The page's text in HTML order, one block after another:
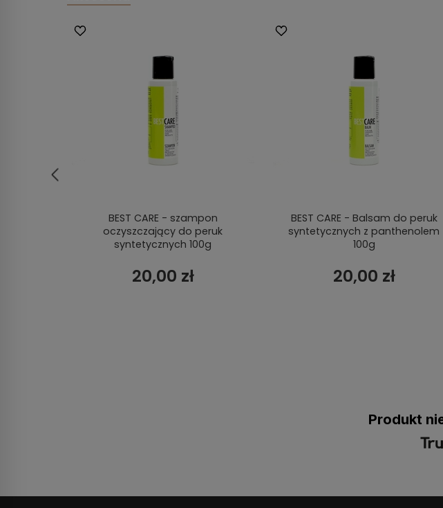
BEST CARE - szampon
oczyszczający do peruk
syntetycznych 100g
20,00 zł
BEST CARE - Balsam do peruk
syntetycznych z panthenolem
100g
20,00 zł
Produkt